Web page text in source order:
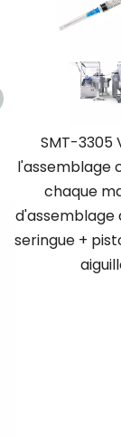
3305 Vérifier
correct de
machine
de baril de
+ piston + joint +